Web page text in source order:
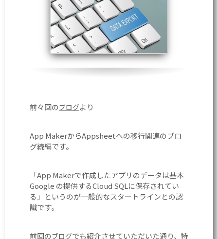
前々回のブログより
App MakerからAppsheetへの移行関連のブロ
グ続編です。
「App Makerで作成したアプリのデータは基本
Google の提供するCloud SQLに保存されてい
る」というのが一般的なスタートラインとの認
識です。
前回のブログでも紹介させていただいた通り、特